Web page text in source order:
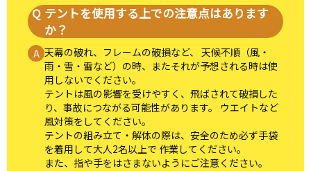
テントを使用する上での注意点はあります
か？
天幕の破れ、フレームの破損など、 天候不順（風・
雨・雪・雷など）の時、またそれが予想される時は使
用しないでください。
テントは風の影響を受けやすく、飛ばされて破損した
り、事故につながる可能性があります。 ウエイトなど
風対策をしてください。
テントの組み立て・解体の際は、安全のため必ず手袋
を着用して大人2名以上で 作業してください。
また、指や手をはさまないようにご注意ください。